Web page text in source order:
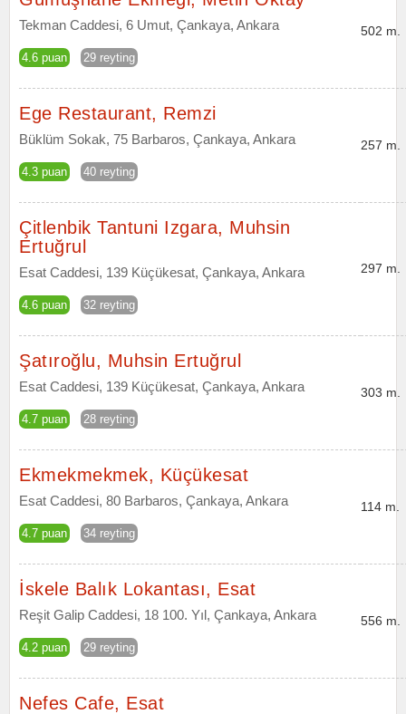
Tekman Caddesi, 6 Umut, Çankaya, Ankara
4.6 puan 29 reyting
502 m.
Ege Restaurant, Remzi
Büklüm Sokak, 75 Barbaros, Çankaya, Ankara
4.3 puan 40 reyting
257 m.
Çitlenbik Tantuni Izgara, Muhsin
Ertuğrul
Esat Caddesi, 139 Küçükesat, Çankaya, Ankara
4.6 puan 32 reyting
297 m.
Şatıroğlu, Muhsin Ertuğrul
Esat Caddesi, 139 Küçükesat, Çankaya, Ankara
4.7 puan 28 reyting
303 m.
Ekmekmekmek, Küçükesat
Esat Caddesi, 80 Barbaros, Çankaya, Ankara
4.7 puan 34 reyting
114 m.
İskele Balık Lokantası, Esat
Reşit Galip Caddesi, 18 100. Yıl, Çankaya, Ankara
4.2 puan 29 reyting
556 m.
Nefes Cafe, Esat